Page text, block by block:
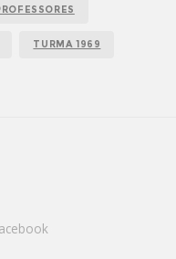
TURMA 1969